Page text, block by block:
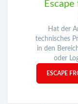
Escape
Hat der
technisches
in den
oder
ESCAPE